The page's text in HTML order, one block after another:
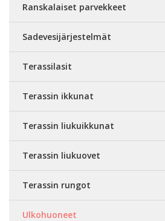
Ranskalaiset parvekkeet
Sadevesijärjestelmät
Terassilasit
Terassin ikkunat
Terassin liukuikkunat
Terassin liukuovet
Terassin rungot
Ulkohuoneet